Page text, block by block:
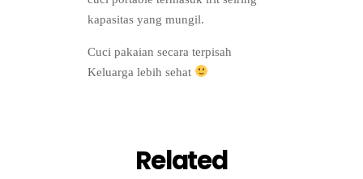
kapasitas yang mungil.
Cuci pakaian secara terpisah
Keluarga lebih sehat
Related